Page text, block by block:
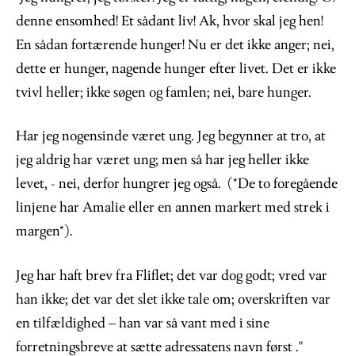
denne ensomhed! Et sådant liv! Ak, hvor skal jeg hen!
En sådan fortærende hunger! Nu er det ikke anger; nei,
dette er hunger, nagende hunger efter livet. Det er ikke
tvivl heller; ikke søgen og famlen; nei, bare hunger.
Har jeg nogensinde været ung. Jeg begynner at tro, at
jeg aldrig har været ung; men så har jeg heller ikke
levet, - nei, derfor hungrer jeg også. (*De to foregående
linjene har Amalie eller en annen markert med strek i
margen*).
Jeg har haft brev fra Fliflet; det var dog godt; vred var
han ikke; det var det slet ikke tale om; overskriften var
en tilfældighed – han var så vant med i sine
forretningsbreve at sætte adressatens navn først ."